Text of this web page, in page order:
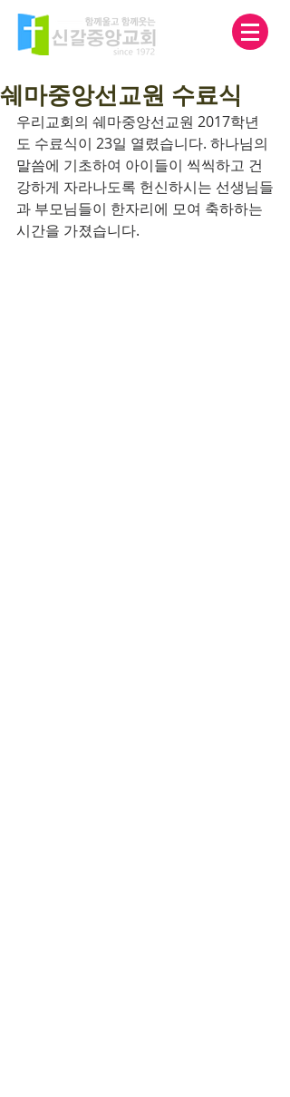
쉐마중앙선교원 수료식
우리교회의 쉐마중앙선교원 2017학년
도 수료식이 23일 열렸습니다. 하나님의
말씀에 기초하여 아이들이 씩씩하고 건
강하게 자라나도록 헌신하시는 선생님들
과 부모님들이 한자리에 모여 축하하는
시간을 가졌습니다.